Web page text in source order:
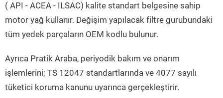
( API - ACEA - ILSAC) kalite standart belgesine sahip
motor yağ kullanır. Değişim yapılacak filtre gurubundaki
tüm yedek parçaların OEM kodlu bulunur.
Ayrıca Pratik Araba, periyodik bakım ve onarım
işlemlerini; TS 12047 standartlarında ve 4077 sayılı
tüketici koruma kanunu uyarınca gerçekleştirir.